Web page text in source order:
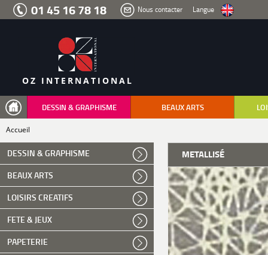
Aller
menu
recherche
01 45 16 78 18 Nous contacter Langue
OZ INTERNATIONAL
DESSIN & GRAPHISME BEAUX ARTS
Accueil
DESSIN & GRAPHISME
BEAUX ARTS
LOISIRS CREATIFS
FETE & JEUX
PAPETERIE
METALLISÉ